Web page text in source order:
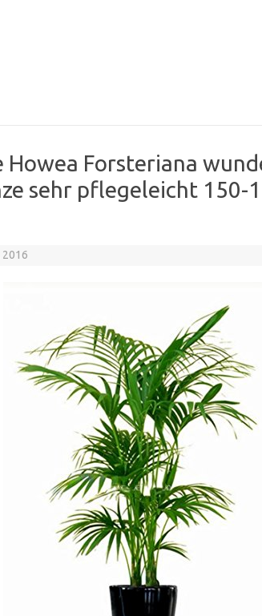
Howea Forsteriana
sehr pflegeleicht 150-
2016